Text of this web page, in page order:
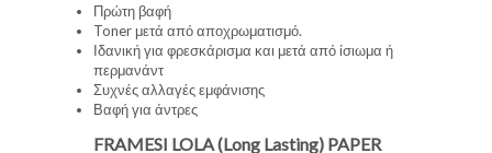
Πρώτη βαφή
Toner μετά από αποχρωματισμό.
Ιδανική για φρεσκάρισμα και μετά από ίσιωμα ή
περμανάντ
Συχνές αλλαγές εμφάνισης
Βαφή για άντρες
FRAMESI LOLA (Long Lasting) PAPER